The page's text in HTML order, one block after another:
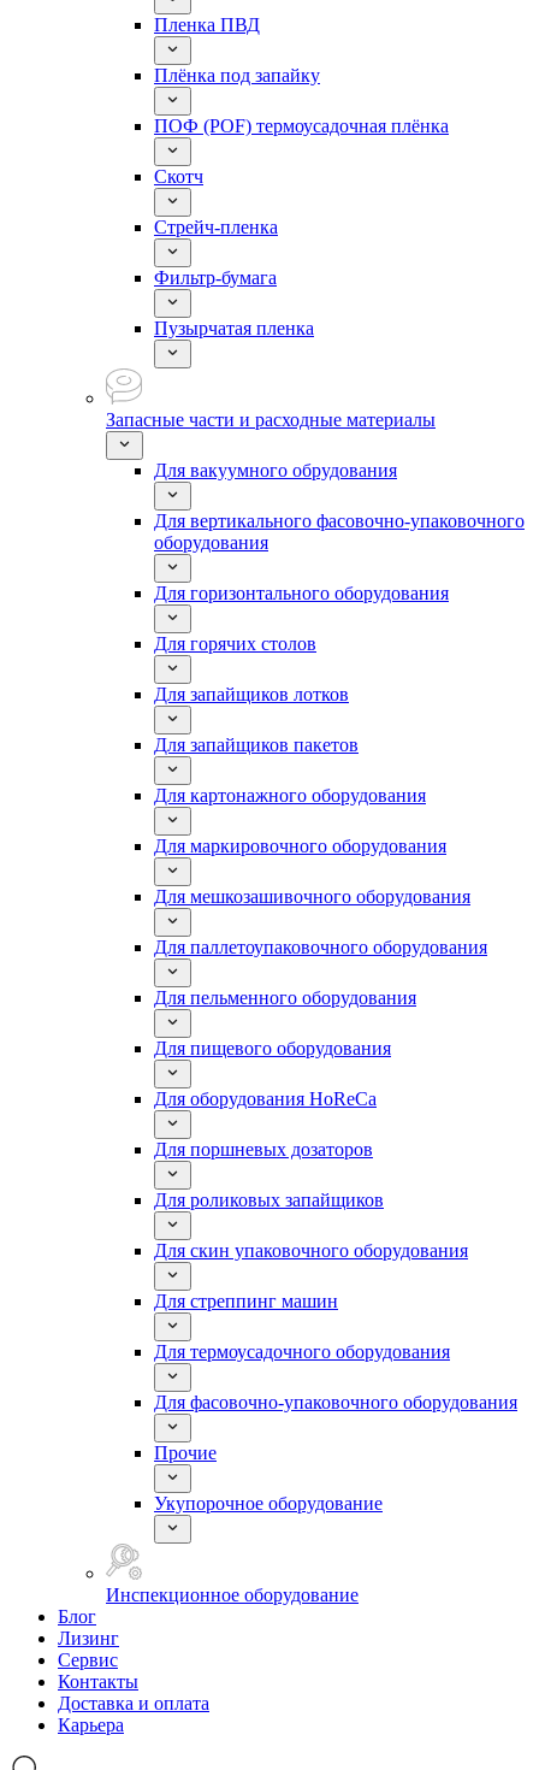
Пленка ПВД
Плёнка под запайку
ПОФ (POF) термоусадочная плёнка
Скотч
Стрейч-пленка
Фильтр-бумага
Пузырчатая пленка
Запасные части и расходные материалы
Для вакуумного обрудования
Для вертикального фасовочно-упаковочного
оборудования
Для горизонтального оборудования
Для горячих столов
Для запайщиков лотков
Для запайщиков пакетов
Для картонажного оборудования
Для маркировочного оборудования
Для мешкозашивочного оборудования
Для паллетоупаковочного оборудования
Для пельменного оборудования
Для пищевого оборудования
Для оборудования HoReCa
Для поршневых дозаторов
Для роликовых запайщиков
Для скин упаковочного оборудования
Для стреппинг машин
Для термоусадочного оборудования
Для фасовочно-упаковочного оборудования
Прочие
Укупорочное оборудование
Инспекционное оборудование
Блог
Лизинг
Сервис
Контакты
Доставка и оплата
Карьера